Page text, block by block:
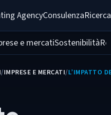
AgencyConsulenza
e mercatiSostenibilità
/IMPRESE E MERCATI/L’IMPATTO